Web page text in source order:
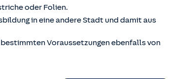
oder Folien.
in eine andere Stadt und damit aus
Voraussetzungen ebenfalls von